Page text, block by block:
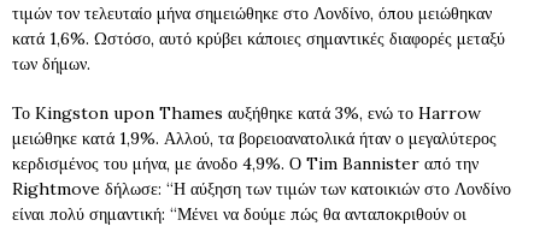
τιμών τον τελευταίο μήνα σημειώθηκε στο Λονδίνο, όπου μειώθηκαν
κατά 1,6%. Ωστόσο, αυτό κρύβει κάποιες σημαντικές διαφορές μεταξύ
των δήμων.
Το Kingston upon Thames αυξήθηκε κατά 3%, ενώ το Harrow
μειώθηκε κατά 1,9%. Αλλού, τα βορειοανατολικά ήταν ο μεγαλύτερος
κερδισμένος του μήνα, με άνοδο 4,9%. Ο Tim Bannister από την
Rightmove δήλωσε: “Η αύξηση των τιμών των κατοικιών στο Λονδίνο
είναι πολύ σημαντική: “Μένει να δούμε πώς θα ανταποκριθούν οι